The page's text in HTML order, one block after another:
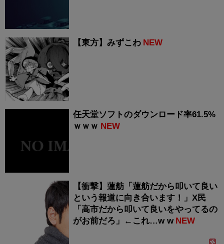
【東方】みずこわ NEW
任天堂ソフトのダウンロード率61.5%
ｗｗｗ NEW
【衝撃】蓮舫「蓮舫だから叩いて良い
という報道に向き合います！」X民
「高市だから叩いて良いをやってるの
がお前だろ」←これ…w w NEW